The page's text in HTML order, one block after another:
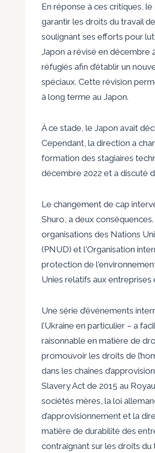
En réponse à ces critiques,
garantir les droits du travail
soulignant ses efforts pour
Japon a révisé en décembre
réfugiés afin d’établir un
spéciaux. Cette révision
à long terme au Japon.
À ce stade, le Japon avait
Cependant, la direction a
formation des stagiaires
décembre 2022 et a discuté
Le changement de cap
Shuro, a deux
organisations des Nations
(PNUD) et l'Organisation
protection de
Unies relatifs aux
Une série d’événements
l’Ukraine en particulier – a
raisonnable en matière de
promouvoir les droits de
dans les chaînes
Slavery Act de 2015 au
sociétés mères, la loi
d’approvisionnement et la
matière de durabilité des
contraignant sur les droits